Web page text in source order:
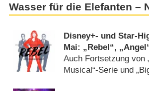
Wasser für die Elefanten –
Disney+- und Star-
Mai: „Rebel“,
Wars: The Bad
Auch Fortsetzung von
Musical“-Serie und